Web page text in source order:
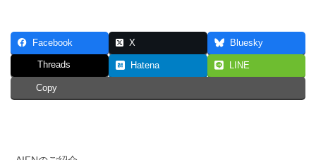
Facebook X Bluesky
Threads Hatena LINE
Copy